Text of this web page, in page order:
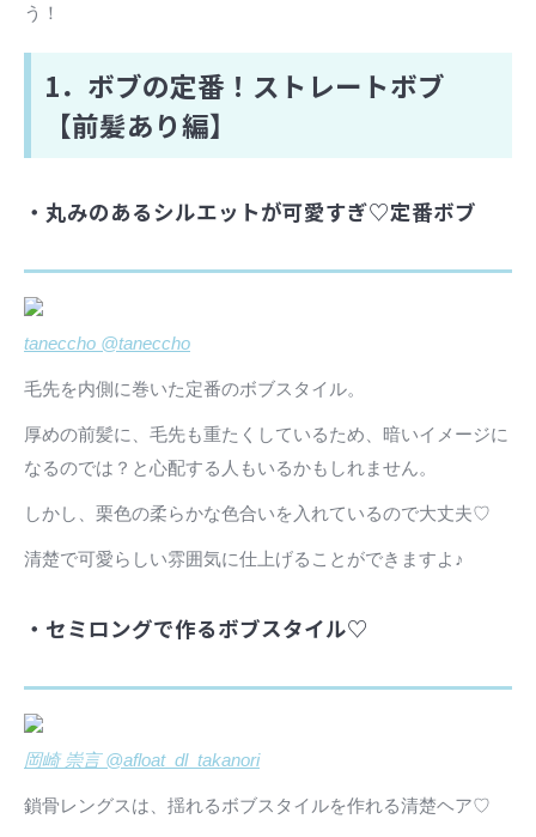
う！
1．ボブの定番！ストレートボブ
【前髪あり編】
・丸みのあるシルエットが可愛すぎ♡定番ボブ
taneccho @taneccho
毛先を内側に巻いた定番のボブスタイル。
厚めの前髪に、毛先も重たくしているため、暗いイメージに
なるのでは？と心配する人もいるかもしれません。
しかし、栗色の柔らかな色合いを入れているので大丈夫♡
清楚で可愛らしい雰囲気に仕上げることができますよ♪
・セミロングで作るボブスタイル♡
岡崎 崇言 @afloat_dl_takanori
鎖骨レングスは、揺れるボブスタイルを作れる清楚ヘア♡